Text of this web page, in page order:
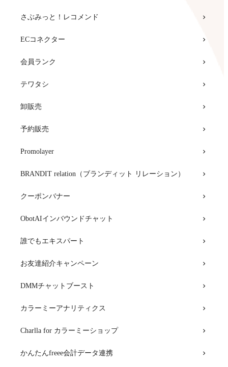
さぶみっと！レコメンド
ECコネクター
会員ランク
テワタシ
卸販売
予約販売
Promolayer
BRANDIT relation（ブランディット リレーション）
クーポンバナー
ObotAIインバウンドチャット
誰でもエキスパート
お友達紹介キャンペーン
DMMチャットブースト
カラーミーアナリティクス
Charlla for カラーミーショップ
かんたんfreee会計データ連携